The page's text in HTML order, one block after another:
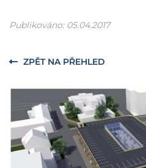
Publikováno: 05.04.2017
ZPĚT NA PŘEHLED